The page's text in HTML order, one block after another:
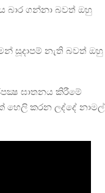
බාර ගන්නා බවත් ඔහු
සූදාපම් නැති බවත් ඔහු
ඝාතනය කිරීමේ
හෙලි කරන ලද්දේ නාමල්